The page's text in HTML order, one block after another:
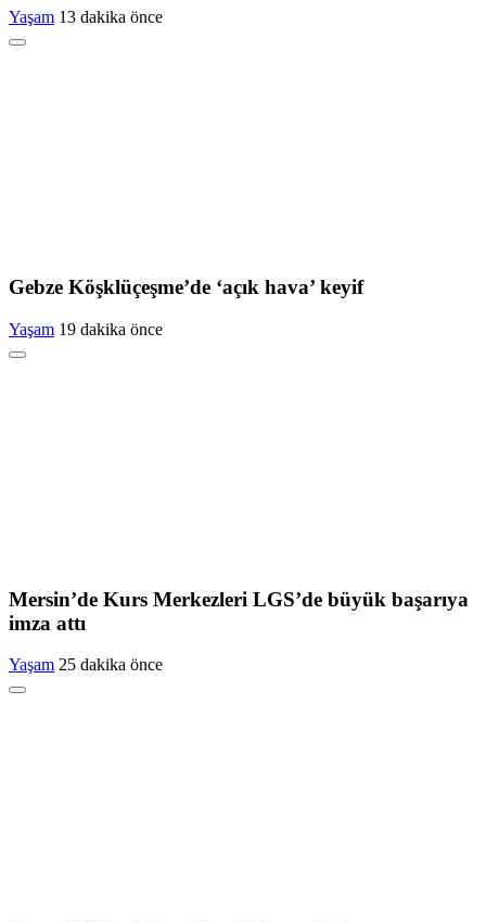
Yaşam 13 dakika önce
Gebze Köşklüçeşme’de ‘açık hava’ keyif
Yaşam 19 dakika önce
Mersin’de Kurs Merkezleri LGS’de büyük başarıya
imza attı
Yaşam 25 dakika önce